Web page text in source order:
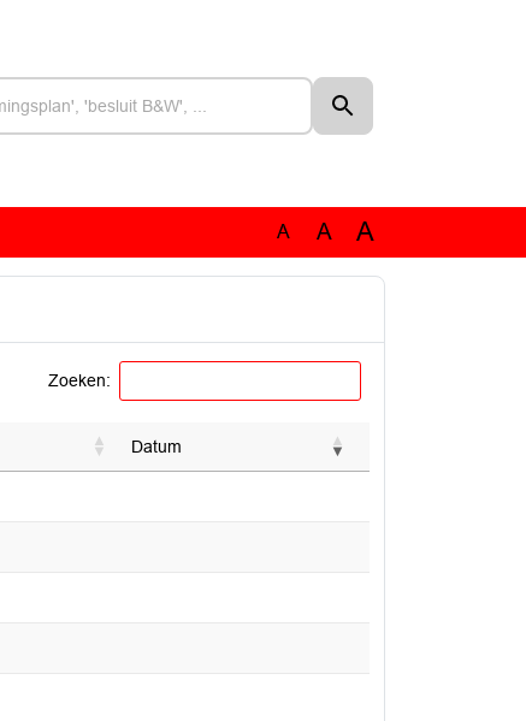
A A A
Zoeken:
Datum